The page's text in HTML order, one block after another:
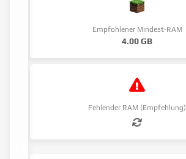
Empfohlener Mindest-RAM
4.00 GB
Fehlender RAM (Empfehlung)